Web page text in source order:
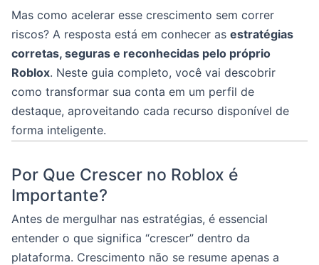
Mas como acelerar esse crescimento sem correr
riscos? A resposta está em conhecer as estratégias
corretas, seguras e reconhecidas pelo próprio
Roblox. Neste guia completo, você vai descobrir
como transformar sua conta em um perfil de
destaque, aproveitando cada recurso disponível de
forma inteligente.
Por Que Crescer no Roblox é
Importante?
Antes de mergulhar nas estratégias, é essencial
entender o que significa “crescer” dentro da
plataforma. Crescimento não se resume apenas a